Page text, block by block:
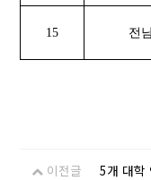
15 전
이전글 5개 대학